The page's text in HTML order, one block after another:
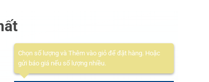
Chọn số lượng và Thêm vào giỏ để đặt hàng. Hoặc
gửi báo giá nếu số lượng nhiều.